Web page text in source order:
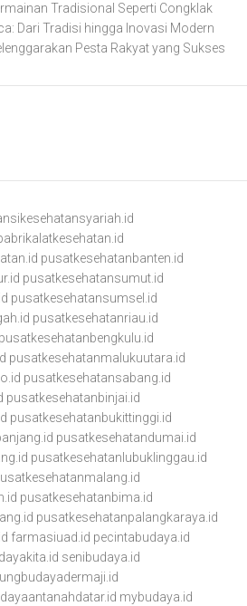
Tradisional Seperti Congklak
Dari Tradisi hingga Inovasi Modern
Pesta Rakyat yang Sukses
pusatkesehatanbanten.id
pusatkesehatansumut.id
pusatkesehatansumsel.id
pusatkesehatanriau.id
pusatkesehatanbengkulu.id
pusatkesehatanmalukuutara.id
pusatkesehatansabang.id
pusatkesehatanbinjai.id
pusatkesehatanbukittinggi.id
pusatkesehatandumai.id
pusatkesehatanlubuklinggau.id
pusatkesehatanbima.id
pusatkesehatanpalangkaraya.id
farmasiuad.id pecintabudaya.id
senibudaya.id
mybudaya.id